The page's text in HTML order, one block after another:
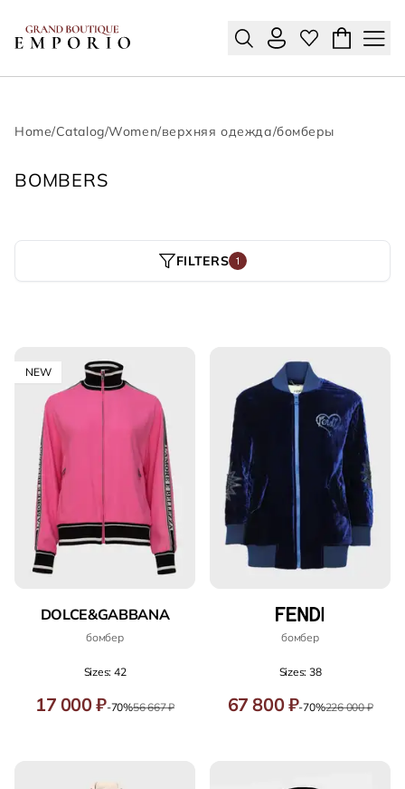
Home/Catalog/Women/верхняя одежда/бомберы
BOMBERS
FILTERS 1
NEW
DOLCE&GABBANA
бомбер
Sizes: 42
17 000 ₽-70%56 667 ₽
бомбер
Sizes: 38
67 800 ₽-70%226 000 ₽